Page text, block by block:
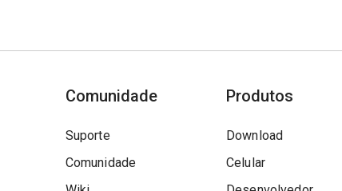
Comunidade
Suporte
Comunidade
Produtos
Download
Celular